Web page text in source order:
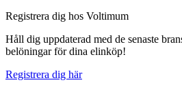
Registrera dig hos Voltimum
Håll dig uppdaterad med de senaste
belöningar för dina elinköp!
Registrera dig här